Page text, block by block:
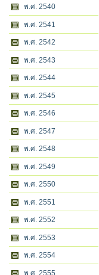
พ.ศ. 2540
พ.ศ. 2541
พ.ศ. 2542
พ.ศ. 2543
พ.ศ. 2544
พ.ศ. 2545
พ.ศ. 2546
พ.ศ. 2547
พ.ศ. 2548
พ.ศ. 2549
พ.ศ. 2550
พ.ศ. 2551
พ.ศ. 2552
พ.ศ. 2553
พ.ศ. 2554
พ.ศ. 2555